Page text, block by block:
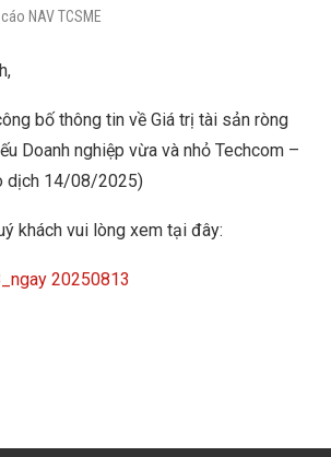
NAV TCSME
bố thông tin về Giá trị tài sản ròng
Doanh nghiệp vừa và nhỏ Techcom –
dịch 14/08/2025)
khách vui lòng xem tại đây:
20250813